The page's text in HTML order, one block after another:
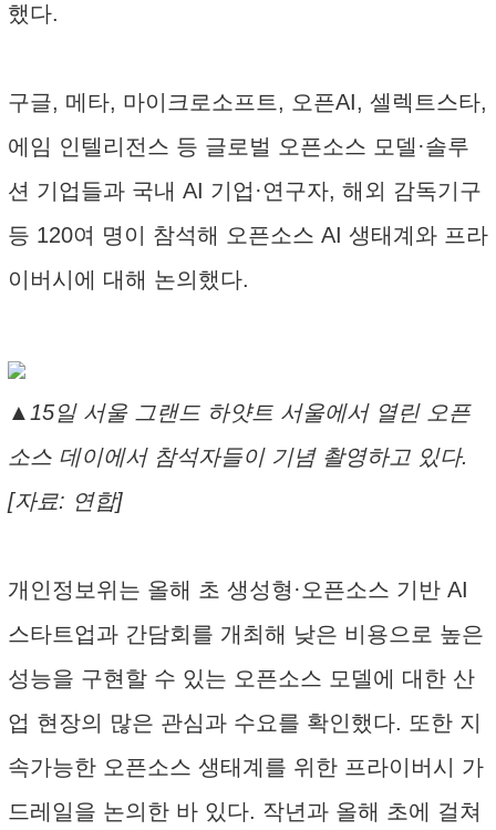
했다.
구글, 메타, 마이크로소프트, 오픈AI, 셀렉트스타,
에임 인텔리전스 등 글로벌 오픈소스 모델·솔루
션 기업들과 국내 AI 기업·연구자, 해외 감독기구
등 120여 명이 참석해 오픈소스 AI 생태계와 프라
이버시에 대해 논의했다.
▲15일 서울 그랜드 하얏트 서울에서 열린 오픈
소스 데이에서 참석자들이 기념 촬영하고 있다.
[자료: 연합]
개인정보위는 올해 초 생성형·오픈소스 기반 AI
스타트업과 간담회를 개최해 낮은 비용으로 높은
성능을 구현할 수 있는 오픈소스 모델에 대한 산
업 현장의 많은 관심과 수요를 확인했다. 또한 지
속가능한 오픈소스 생태계를 위한 프라이버시 가
드레일을 논의한 바 있다. 작년과 올해 초에 걸쳐